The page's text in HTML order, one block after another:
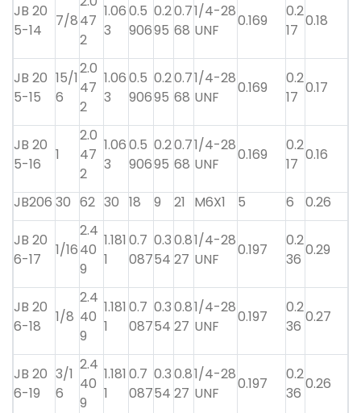
JB 20
5-14
7/847
2
1.06
3
0.5
906
0.2
95
0.7
68
1/4-28
UNF
0.169
0.2
17
0.18
JB 20
5-15
15/1
6
2.0
47
2
1.06
3
0.5
906
0.2
95
0.7
68
1/4-28
UNF
0.169
0.2
17
0.17
JB 20
5-16
1
2.0
47
2
1.06
3
0.5
906
0.2
95
0.7
68
1/4-28
UNF
0.169
0.2
17
0.16
JB206 30 62 30 18 9 21 M6X1 5 6 0.26
JB 20
6-17
1/16
2.4
40
9
1.181
1
0.7
087
0.3
54
0.8
27
1/4-28
UNF
0.197
0.2
36
0.29
JB 20
6-18
1/8
2.4
40
9
1.181
1
0.7
087
0.3
54
0.8
27
1/4-28
UNF
0.197
0.2
36
0.27
JB 20
6-19
3/1
6
2.4
40
9
1.181
1
0.7
087
0.3
54
0.8
27
1/4-28
UNF
0.197
0.2
36
0.26